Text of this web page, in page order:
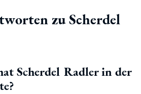
zu Scherdel
Scherdel Radler in der